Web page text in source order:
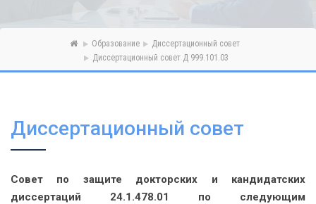
Образование
Диссертационный совет
Диссертационный совет Д 999.101.03
Диссертационный совет
Совет по защите докторских и кандидатских
диссертаций 24.1.478.01 по следующим